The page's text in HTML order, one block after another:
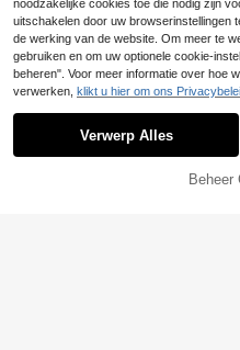
noodzakelijke cookies toe die nodig zijn
uitschakelen door uw browserinstellingen
de werking van de website. Om meer te
gebruiken en om uw optionele cookie-
beheren". Voor meer informatie over hoe
verwerken, klikt u hier om ons
Verwerp Alles
Beheer